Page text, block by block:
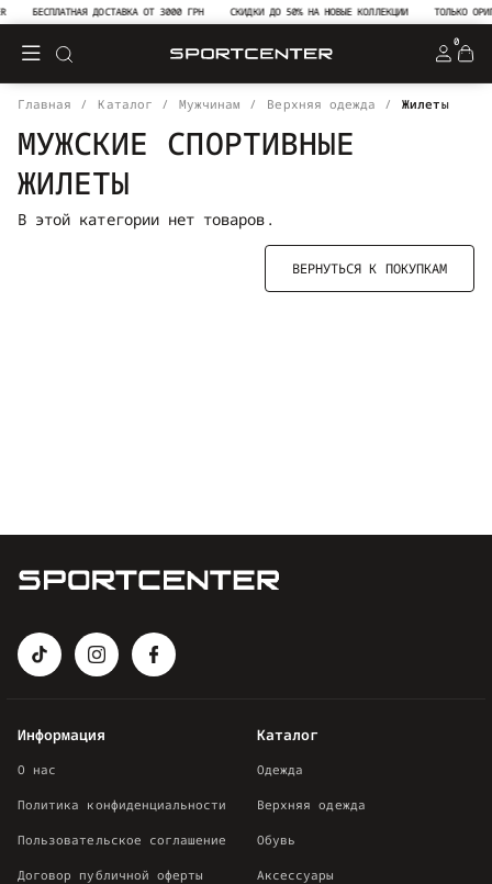
БЕСПЛАТНАЯ ДОСТАВКА ОТ 3000 ГРН СКИДКИ ДО 50% НА НОВЫЕ КОЛЛЕКЦИИ ТОЛЬКО
0
Главная Каталог Мужчинам Верхняя одежда Жилеты
МУЖСКИЕ СПОРТИВНЫЕ
ЖИЛЕТЫ
В этой категории нет товаров.
ВЕРНУТЬСЯ К ПОКУПКАМ
Каталог
Одежда
Верхняя одежда
Обувь
Аксессуары
Информация
О нас
Политика конфиденциальности
Пользовательское соглашение
Договор публичной оферты